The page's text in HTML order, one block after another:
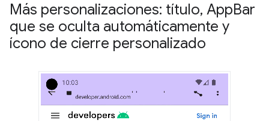
Más personalizaciones: título, AppBar
que se oculta automáticamente y
ícono de cierre personalizado